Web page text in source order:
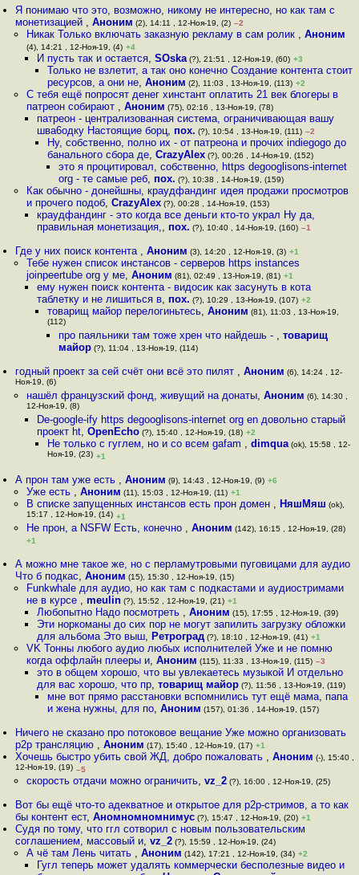
Я понимаю что это, возможно, никому не интересно, но как там с
монетизацией ,Аноним (2), 14:11 , 12-Ноя-19, (2) –2
Никак Только включать заказную рекламу в сам ролик , Аноним
(4), 14:21 , 12-Ноя-19, (4) +4
И пусть так и остается, SOska(?), 21:51 , 12-Ноя-19, (60) +3
Только не взлетит, а так оно конечно Создание контента стоит
ресурсов, а они не,Аноним (2), 11:03 , 13-Ноя-19, (113) +2
С тебя ещё попросят денег хинстант оплатить 21 век блогеры в
патреон собирают , Аноним (75), 02:16 , 13-Ноя-19, (78)
патреон - централизованная система, ограничивающая вашу
шва6одку Настоящие борц, пох. (?), 10:54 , 13-Ноя-19, (111) –2
Ну, собственно, полно их - от патреона и прочих indiegogo до
банального сбора де,CrazyAlex (?), 00:26 , 14-Ноя-19, (152)
это я процитировал, собственно, https degooglisons-internet
org - те самые реб, пох. (?), 10:38 , 14-Ноя-19, (159)
Как обычно - донейшны, краудфандинг идея продажи просмотров
и прочего подоб, CrazyAlex(?), 00:28 , 14-Ноя-19, (153)
краудфандинг - это когда все деньги кто-то украл Ну да,
правильная монетизация,, пох. (?), 10:40 , 14-Ноя-19, (160) –1
Где у них поиск контента ,Аноним (3), 14:20 , 12-Ноя-19, (3) +1
Тебе нужен список инстансов - серверов https instances
joinpeertube org у ме, Аноним (81), 02:49 , 13-Ноя-19, (81) +1
ему нужен поиск контента - видосик как засунуть в кота
таблетку и не лишиться в, пох. (?), 10:29 , 13-Ноя-19, (107) +2
товарищ майор перелогиньтесь,Аноним (81), 11:03 , 13-Ноя-19,
(112)
про паяльники там тоже хрен что найдешь - , товарищ
майор(?), 11:04 , 13-Ноя-19, (114)
годный проект за сей счёт они всё это пилят ,Аноним (6), 14:24 , 12-
Ноя-19, (6)
нашёл французский фонд, живущий на донаты, Аноним (6), 14:30 ,
12-Ноя-19, (8)
De-google-ify https degooglisons-internet org en довольно старый
проект ht, OpenEcho(?), 15:40 , 12-Ноя-19, (18) +2
Не только с гуглем, но и со всем gafam ,dimqua (ok), 15:58 , 12-
Ноя-19, (23) +1
А прон там уже есть ,Аноним (9), 14:43 , 12-Ноя-19, (9) +6
Уже есть , Аноним (11), 15:03 , 12-Ноя-19, (11) +1
В списке запущенных инстансов есть прон домен , НяшМяш (ok),
15:17 , 12-Ноя-19, (14) +1
Не прон, а NSFW Есть, конечно , Аноним (142), 16:15 , 12-Ноя-19, (28)
+1
А можно мне такое же, но с перламутровыми пуговицами для аудио
Что б подкас,Аноним (15), 15:30 , 12-Ноя-19, (15)
Funkwhale для аудио, но как там с подкастами и аудиостримами
не в курсе , meulin(?), 15:52 , 12-Ноя-19, (21) +1
Любопытно Надо посмотреть , Аноним (15), 17:55 , 12-Ноя-19, (39)
Эти норкоманы до сих пор не могут запилить загрузку обложки
для альбома Это выш, Ретроград(?), 18:10 , 12-Ноя-19, (41) +1
VK Тонны любого аудио любых исполнителей Уже и не помню
когда оффлайн плееры и, Аноним (115), 11:33 , 13-Ноя-19, (115) –3
это в общем хорошо, что вы увлекаетесь музыкой И отдельно
для вас хорошо, что пр, товарищ майор(?), 11:56 , 13-Ноя-19, (119)
мне вот прямо расстановки вспомнились тут ещё мама, папа
и жена нужны, для по,Аноним (157), 01:36 , 14-Ноя-19, (157)
Ничего не сказано про потоковое вещание Уже можно организовать
p2p трансляцию ,Аноним (17), 15:40 , 12-Ноя-19, (17) +1
Хочешь быстро убить свой ЖД, добро пожаловать ,Аноним (-), 15:40 ,
12-Ноя-19, (19) –5
скорость отдачи можно ограничить, vz_2(?), 16:00 , 12-Ноя-19, (25)
Вот бы ещё что-то адекватное и открытое для p2p-стримов, а то как
бы контент ест,Аномномномнимус (?), 15:47 , 12-Ноя-19, (20) +1
Судя по тому, что ггл сотворил с новым пользовательским
соглашением, массовый и,vz_2 (?), 15:59 , 12-Ноя-19, (24)
А чё там Лень читать , Аноним (142), 17:21 , 12-Ноя-19, (34) +2
Гугл теперь может удалять коммерчески бесполезные видео и